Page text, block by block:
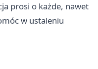
prosi o każde, nawet
w ustaleniu